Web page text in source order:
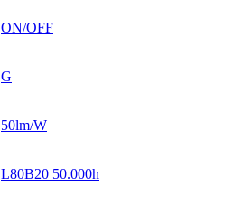
ON/OFF
G
50lm/W
L80B20 50.000h